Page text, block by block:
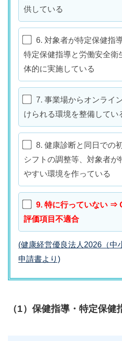
供している
6. 対象者が特定保健指
特定保健指導と労働安全衛
体的に実施している
7. 事業場からオンライ
けられる環境を整備してい
8. 健康診断と同日での
シフトの調整等、対象者が
やすい環境を作っている
9. 特に行っていない ⇒
評価項目不適合
(健康経営優良法人2026（中
申請書より)
（1）保健指導・特定保